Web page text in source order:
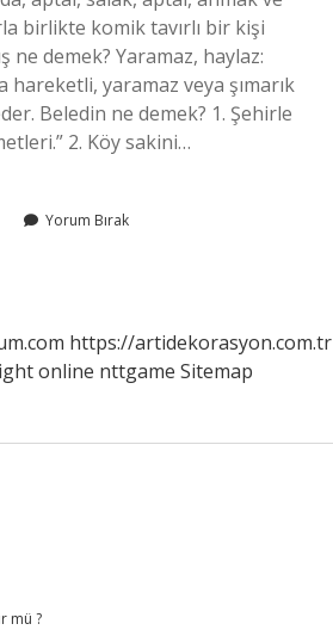
birlikte komik tavırlı bir kişi
ne demek? Yaramaz, haylaz:
hareketli, yaramaz veya şımarık
Beledin ne demek? 1. Şehirle
2. Köy sakini…
Yorum Bırak
https://artidekorasyon.com.tr
online nttgame Sitemap
mü ?